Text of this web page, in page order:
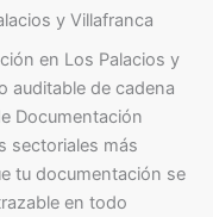
y Villafranca
en Los Palacios y
auditable de cadena
Documentación
sectoriales más
tu documentación se
en todo